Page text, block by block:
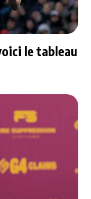
le tableau